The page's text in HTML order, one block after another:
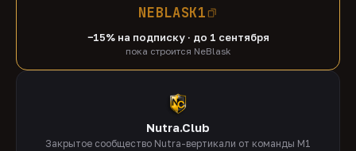
NEBLASK1
−15% на подписку · до 1 сентября
пока строится NeBlask
Nutra.Club
Закрытое сообщество Nutra-вертикали от команды M1